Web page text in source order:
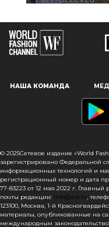
Наш сайт использует
пользователям,
информацию,
сайта, вы
файлов cookie в
в отношении данного
с тем, чтобы мы
то вы должны
настройки вашего
НАША КОМАНДА
© 2025Сетевое издание «World
зарегистрировано Федеральной
информационных технологий и
регистрационный номер и дата
77-83223 от 12 мая 2022 г.
почты редакции: info@wfc.tv,
123100, Москва, 1-й
материалы, опубликованные на
международным